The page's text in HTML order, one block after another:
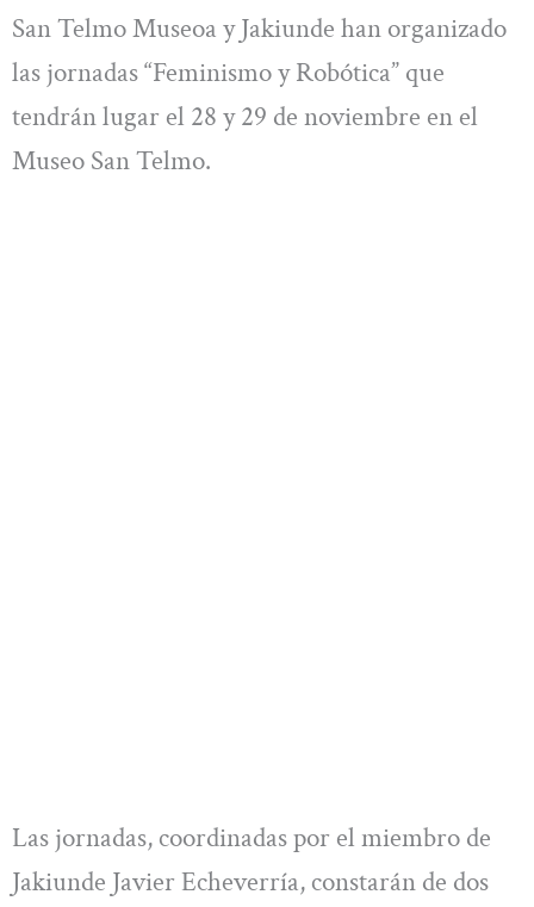
San Telmo Museoa y Jakiunde han organizado
las jornadas “Feminismo y Robótica” que
tendrán lugar el 28 y 29 de noviembre en el
Museo San Telmo.
Las jornadas, coordinadas por el miembro de
Jakiunde Javier Echeverría, constarán de dos